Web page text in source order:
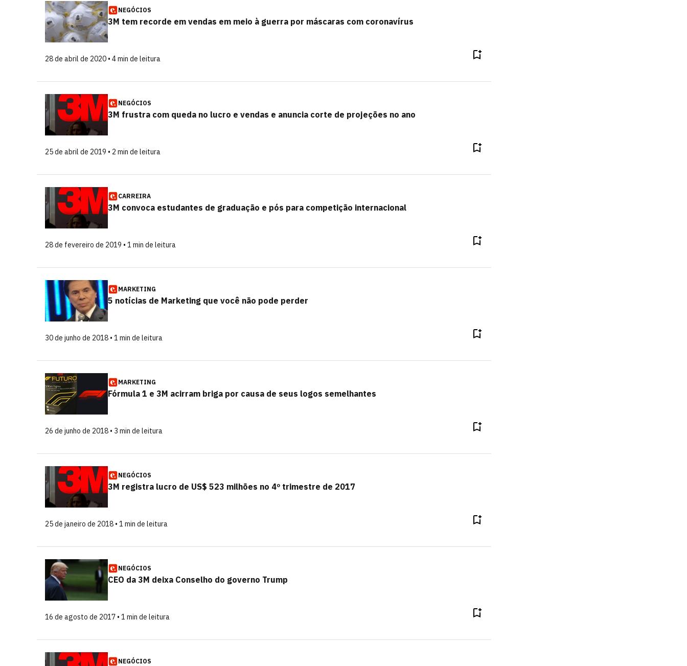
NEGÓCIOS
3M tem recorde em vendas em meio à guerra por máscaras com coronavírus
28 de abril de 2020 • 4 min de leitura
NEGÓCIOS
3M frustra com queda no lucro e vendas e anuncia corte de projeções no ano
25 de abril de 2019 • 2 min de leitura
CARREIRA
3M convoca estudantes de graduação e pós para competição internacional
28 de fevereiro de 2019 • 1 min de leitura
MARKETING
5 notícias de Marketing que você não pode perder
30 de junho de 2018 • 1 min de leitura
MARKETING
Fórmula 1 e 3M acirram briga por causa de seus logos semelhantes
26 de junho de 2018 • 3 min de leitura
NEGÓCIOS
3M registra lucro de US$ 523 milhões no 4º trimestre de 2017
25 de janeiro de 2018 • 1 min de leitura
NEGÓCIOS
CEO da 3M deixa Conselho do governo Trump
16 de agosto de 2017 • 1 min de leitura
NEGÓCIOS